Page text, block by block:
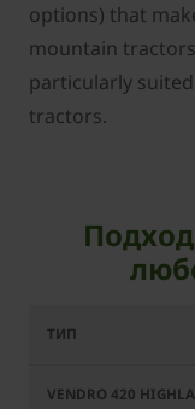
options) that
mountain
particularly
tractors.
Highland